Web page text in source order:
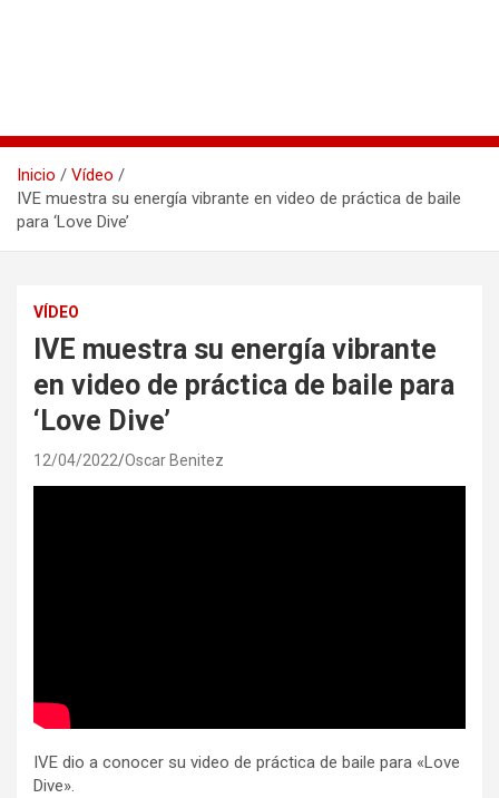
Inicio
Vídeo
IVE muestra su energía vibrante en video de práctica de baile
para ‘Love Dive’
VÍDEO
IVE muestra su energía vibrante
en video de práctica de baile para
‘Love Dive’
12/04/2022 Oscar Benitez
IVE dio a conocer su video de práctica de baile para «Love
Dive».